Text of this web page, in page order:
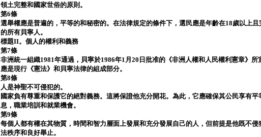
領土完整和國家世俗的原則。
第6條
選舉權應是普遍的，平等的和秘密的。在法律規定的條件下，選民應是年齡在18歲以上
的所有貝寧人。
標題II。個人的權利和義務
第7條
非洲統一組織1981年通過，貝寧於1986年1月20日批准的《非洲人權和人民權利憲章》所
應是現行《憲法》和貝寧法律的組成部分。
第8條
人是神聖不可侵犯的。
國家負有尊重和保護它的絕對義務。這將保證他充分開花。為此，它應確保其公民享有
息，職業培訓和就業機會。
第9條
每個人都有權在其物質，時間和智力層面上發展和充分發展自己的人，但前提是他既不
法秩序和良好舉止。